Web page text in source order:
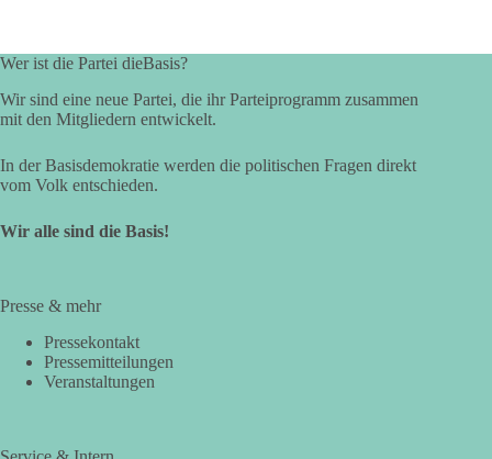
Wer ist die Partei dieBasis?
Wir sind eine neue Partei, die ihr Parteiprogramm zusammen
mit den Mitgliedern entwickelt.
In der Basisdemokratie werden die politischen Fragen direkt
vom Volk entschieden.
Wir alle sind die Basis!
Presse & mehr
Pressekontakt
Pressemitteilungen
Veranstaltungen